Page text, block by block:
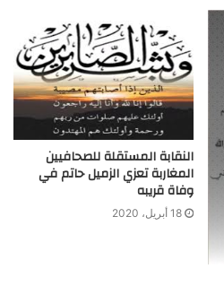
النقابة المستقلة للصحافيين
المغاربة تعزي الزميل حاتم في
وفاة قريبه
18 أبريل، 2020